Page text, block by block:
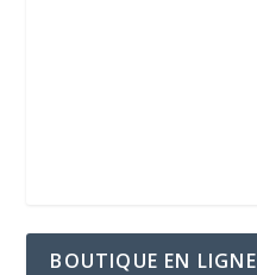
BOUTIQUE EN LIGNE